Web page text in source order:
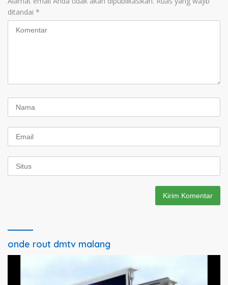
ditandai *
onde rout dmtv malang